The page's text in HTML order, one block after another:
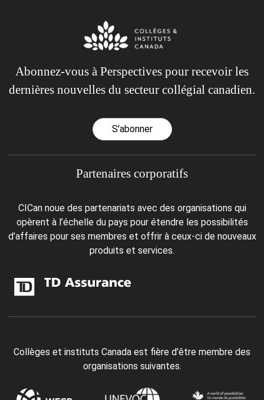
Abonnez-vous à Perspectives pour recevoir les
dernières nouvelles du secteur collégial canadien.
S'abonner
Partenaires corporatifs
CICan noue des partenariats avec des organisations qui
opèrent à l’échelle du pays pour étendre les possibilités
d’affaires pour ses membres et offrir à ceux-ci de nouveaux
produits et services.
Collèges et instituts Canada est fière d'être membre des
organisations suivantes.